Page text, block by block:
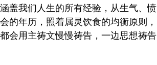
盖我们人生的所有经验，从生气、愤
的年历，照着属灵饮食的均衡原则，
会用主祷文慢慢祷告，一边思想祷告